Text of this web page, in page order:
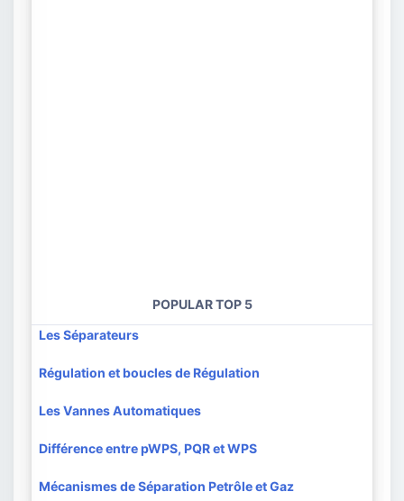
POPULAR TOP 5
Les Séparateurs
Régulation et boucles de Régulation
Les Vannes Automatiques
Différence entre pWPS, PQR et WPS
Mécanismes de Séparation Petrôle et Gaz